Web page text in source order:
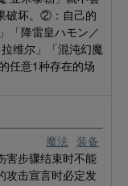
破坏。②：自己的
「降雷皇ハモン／
维尔」「混沌幻魔
任意1种存在的场
魔法 装备
害步骤结束时不能
攻击宣言时必定发